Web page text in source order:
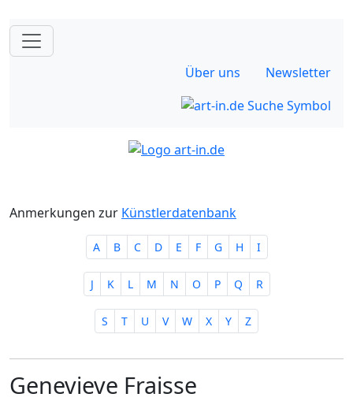
Über uns Newsletter
Anmerkungen zur Künstlerdatenbank
A B C D E F G H I
J K L M N O P Q R
S T U V W X Y Z
Genevieve Fraisse